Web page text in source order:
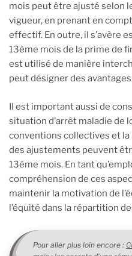
mois peut être ajusté selon
vigueur, en prenant en
effectif. En outre, il s’avère
13ème mois de la prime de
est utilisé de manière
peut désigner des
Il est important aussi de
situation d’arrêt maladie de
conventions collectives et la
des ajustements peuvent
13ème mois. En tant
compréhension de ces
maintenir la motivation de
l’équité dans la répartition
Pour aller plus loin encore :